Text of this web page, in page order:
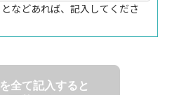
などあれば、記入してくださ
全て記入すると